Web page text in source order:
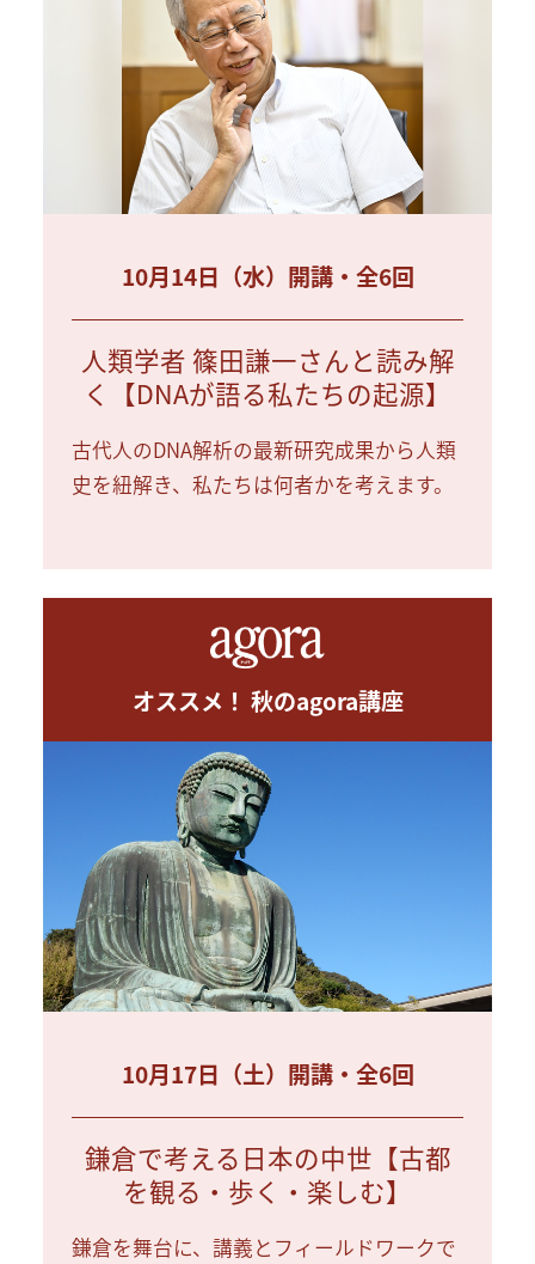
10月14日（水）開講・全6回
人類学者 篠田謙一さんと読み解
く【DNAが語る私たちの起源】
古代人のDNA解析の最新研究成果から人類
史を紐解き、私たちは何者かを考えます。
オススメ！ 秋のagora講座
10月17日（土）開講・全6回
鎌倉で考える日本の中世【古都
を観る・歩く・楽しむ】
鎌倉を舞台に、講義とフィールドワークで